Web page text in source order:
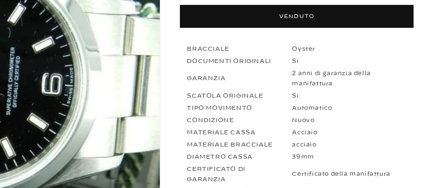
VENDUTO
BRACCIALE Oyster
DOCUMENTI ORIGINALI Si
GARANZIA
2 anni di garanzia della
manifattura
SCATOLA ORIGINALE Si
TIPO MOVIMENTO Automatico
CONDIZIONE Nuovo
MATERIALE CASSA Acciaio
MATERIALE BRACCIALE acciaio
DIAMETRO CASSA 39mm
CERTIFICATO DI
GARANZIA
Certificato della manifattura